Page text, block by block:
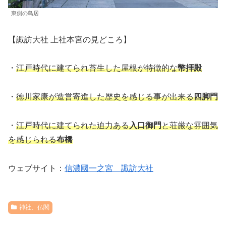
東側の鳥居
【諏訪大社 上社本宮の見どころ】
・ 江戸時代に建てられ苔生した屋根が特徴的な幣拝殿
・ 徳川家康が造営寄進した歴史を感じる事が出来る四脚門
・ 江戸時代に建てられた迫力ある入口御門と荘厳な雰囲気
を感じられる布橋
ウェブサイト： 信濃國一之宮 諏訪大社
神社、仏閣